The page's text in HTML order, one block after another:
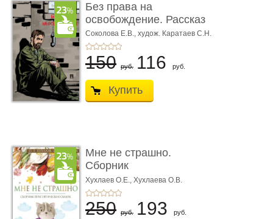
Без права на
освобождение. Рассказ
Соколова Е.В., худож. Каратаев С.Н.
150 руб. 116 руб.
Купить
Мне не страшно.
Сборник
терапевтических
сказо� ...
Хухлаев О.Е., Хухлаева О.В.
250 руб. 193 руб.